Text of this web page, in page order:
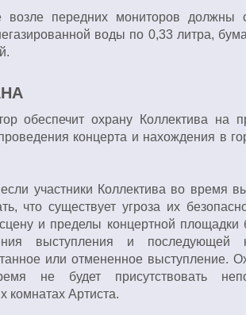
возле передних мониторов должны
воды по 0,33 литра,
обеспечит охрану Коллектива на
концерта и нахождения в
участники Коллектива во время
что существует угроза их
сцену и пределы концертной площадки
выступления и последующей
или отмененное выступление.
не будет присутствовать
комнатах Артиста.